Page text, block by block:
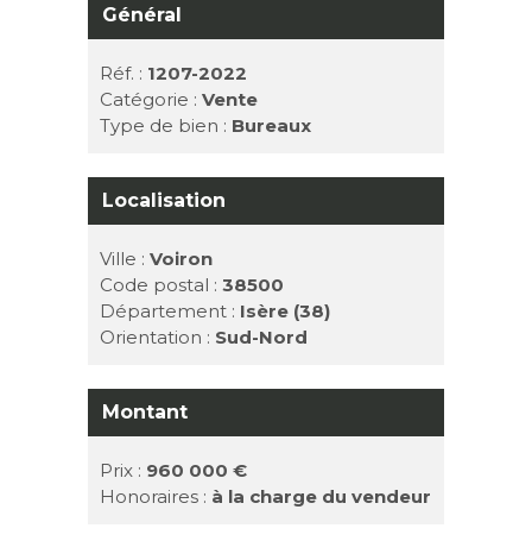
Général
Réf. : 1207-2022
Catégorie :Vente
Type de bien : Bureaux
Localisation
Ville :Voiron
Code postal :38500
Département : Isère (38)
Orientation : Sud-Nord
Montant
Prix : 960 000 €
Honoraires : à la charge du vendeur